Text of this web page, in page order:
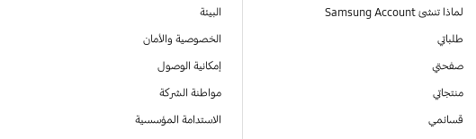
لماذا تنشئ Samsung Account
طلباتي
صفحتي
منتجاتي
قسائمي
البيئة
الخصوصية والأمان
إمكانية الوصول
مواطنة الشركة
الاستدامة المؤسسية